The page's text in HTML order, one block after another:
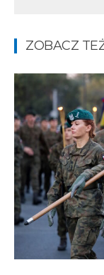
ZOBACZ